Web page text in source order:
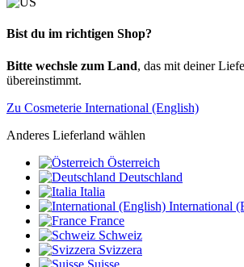
Bist du im richtigen Shop?
Bitte wechsle zum Land, das mit deiner
übereinstimmt.
Zu Cosmeterie International (English)
Anderes Lieferland wählen
Österreich
Deutschland
Italia
International
France
Schweiz
Svizzera
Suisse